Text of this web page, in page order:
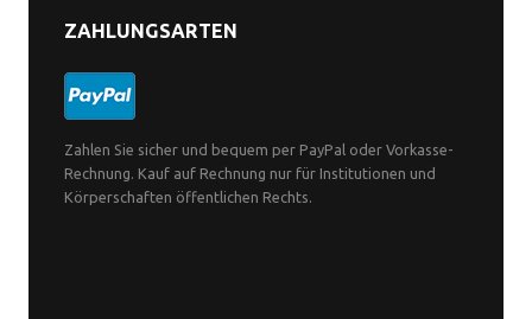
ZAHLUNGSARTEN
Zahlen Sie sicher und bequem per PayPal oder Vorkasse-
Rechnung. Kauf auf Rechnung nur für Institutionen und
Körperschaften öffentlichen Rechts.